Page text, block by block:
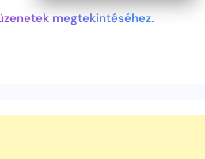
megtekintéséhez.